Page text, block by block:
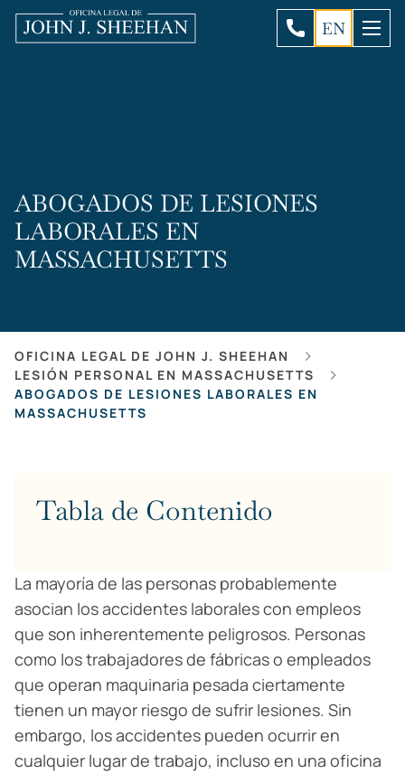
EN
ABOGADOS DE LESIONES
LABORALES EN
MASSACHUSETTS
OFICINA LEGAL DE JOHN J. SHEEHAN
LESIÓN PERSONAL EN MASSACHUSETTS
ABOGADOS DE LESIONES LABORALES EN
MASSACHUSETTS
Tabla de Contenido
La mayoría de las personas probablemente
asocian los accidentes laborales con empleos
que son inherentemente peligrosos. Personas
como los trabajadores de fábricas o empleados
que operan maquinaria pesada ciertamente
tienen un mayor riesgo de sufrir lesiones. Sin
embargo, los accidentes pueden ocurrir en
cualquier lugar de trabajo, incluso en una oficina